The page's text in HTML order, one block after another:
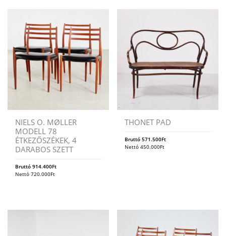
NIELS O. MØLLER
MODELL 78
ÉTKEZŐSZÉKEK, 4
DARABOS SZETT
Bruttó 914.400Ft
Nettó 720.000Ft
THONET PAD
Bruttó571.500Ft
Nettó450.000Ft